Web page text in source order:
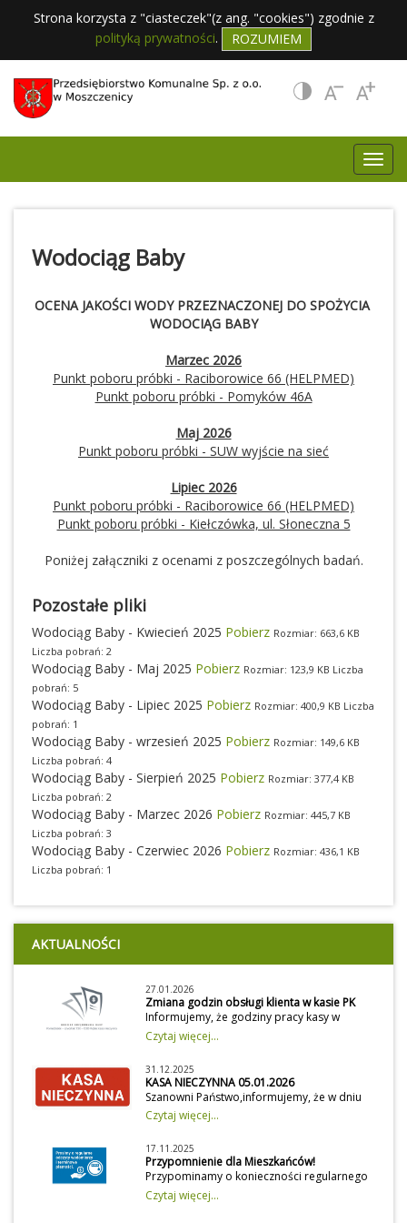
Strona korzysta z "ciasteczek"(z ang. "cookies") zgodnie z
polityką prywatności. ROZUMIEM
Wodociąg Baby
OCENA JAKOŚCI WODY PRZEZNACZONEJ DO SPOŻYCIA
WODOCIĄG BABY
Marzec 2026
Punkt poboru próbki - Raciborowice 66 (HELPMED)
Punkt poboru próbki - Pomyków 46A
Maj 2026
Punkt poboru próbki - SUW wyjście na sieć
Lipiec 2026
Punkt poboru próbki - Raciborowice 66 (HELPMED)
Punkt poboru próbki - Kiełczówka, ul. Słoneczna 5
Poniżej załączniki z ocenami z poszczególnych badań.
Pozostałe pliki
Wodociąg Baby - Kwiecień 2025 Pobierz Rozmiar: 663,6 KB
Liczba pobrań: 2
Wodociąg Baby - Maj 2025 Pobierz Rozmiar: 123,9 KB Liczba
pobrań: 5
Wodociąg Baby - Lipiec 2025 Pobierz Rozmiar: 400,9 KB Liczba
pobrań: 1
Wodociąg Baby - wrzesień 2025 Pobierz Rozmiar: 149,6 KB
Liczba pobrań: 4
Wodociąg Baby - Sierpień 2025 Pobierz Rozmiar: 377,4 KB
Liczba pobrań: 2
Wodociąg Baby - Marzec 2026 Pobierz Rozmiar: 445,7 KB
Liczba pobrań: 3
Wodociąg Baby - Czerwiec 2026 Pobierz Rozmiar: 436,1 KB
Liczba pobrań: 1
AKTUALNOŚCI
27.01.2026
Zmiana godzin obsługi klienta w kasie PK
Informujemy, że godziny pracy kasy w
Przedsiębiorstwie Komunalnym zostały
dostosowane do godzin urzędowania Kasy
Poniedziałek – czwartek: 7:30 – 12:00 Piątek:
kasa nieczynnaProsimy o uwzględnienie
zmian przy planowaniu wizyt.
Czytaj więcej...
31.12.2025
KASA NIECZYNNA 05.01.2026
Szanowni Państwo,informujemy, że w dniu
05 stycznia 2026 r. kasa Przedsiębiorstwa
Komunalnego pozostaje nieczynna z
informatycznego służącego do rozliczeń za
dostawę wody i odprowadzanie
ścieków.Prace te są kontynuacją aktualizacji
rozpoczętej w dniu 02 stycznia 2026
Czytaj więcej...
17.11.2025
Przypomnienie dla Mieszkańców!
Przypominamy o konieczności regularnego
przekazywania bieżących odczytów
wodomierzy do Przedsiębiorstwa
Czytaj więcej...